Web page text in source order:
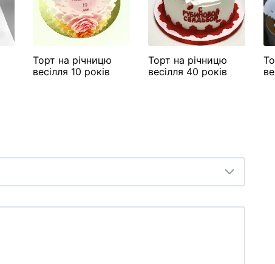
Торт на річницю
весілля 10 років
Торт на річницю
весілля 40 років